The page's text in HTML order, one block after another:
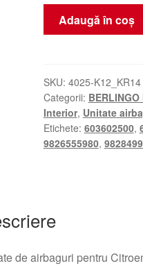
Cantitate
Unitate
Peugeot
9653190880
603602500
Adaugă în coș
SKU: 4025-K12_KR14
Categorii: BERLINGO
Interior, Unitate
Etichete: 603602500,
9826555980,
de airbaguri pentru